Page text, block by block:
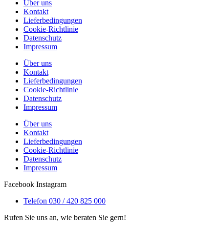
Über uns
Kontakt
Lieferbedingungen
Cookie-Richtlinie
Datenschutz
Impressum
Über uns
Kontakt
Lieferbedingungen
Cookie-Richtlinie
Datenschutz
Impressum
Über uns
Kontakt
Lieferbedingungen
Cookie-Richtlinie
Datenschutz
Impressum
Facebook Instagram
Telefon 030 / 420 825 000
Rufen Sie uns an, wie beraten Sie gern!